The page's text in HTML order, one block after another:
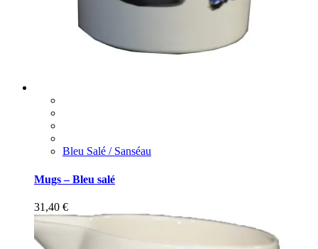
Bleu Salé / Sanséau
Mugs – Bleu salé
31,40 €